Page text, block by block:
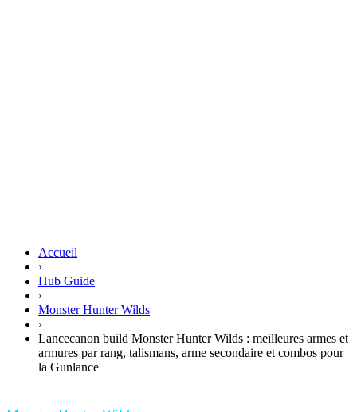
Accueil
›
Hub Guide
›
Monster Hunter Wilds
›
Lancecanon build Monster Hunter Wilds : meilleures armes et
armures par rang, talismans, arme secondaire et combos pour
la Gunlance